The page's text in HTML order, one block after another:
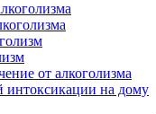
от алкоголизма
интоксикации на дому